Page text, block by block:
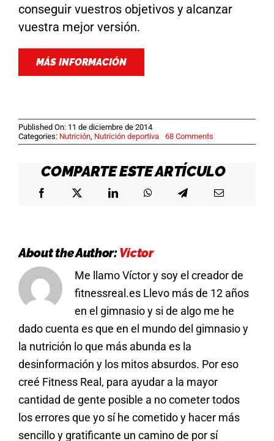
conseguir vuestros objetivos y alcanzar
vuestra mejor versión.
MÁS INFORMACIÓN
Published On: 11 de diciembre de 2014
Categories: Nutrición, Nutrición deportiva 68 Commentson
TO
OR
TO
LOW
COMPARTE ESTE ARTÍCULO
About the Author:Víctor
Me llamo Víctor y soy el creador de
fitnessreal.es Llevo más de 12 años
en el gimnasio y si de algo me he
dado cuenta es que en el mundo del gimnasio y
la nutrición lo que más abunda es la
desinformación y los mitos absurdos. Por eso
creé Fitness Real, para ayudar a la mayor
cantidad de gente posible a no cometer todos
los errores que yo sí he cometido y hacer más
sencillo y gratificante un camino de por sí